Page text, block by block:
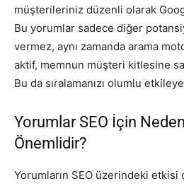
müşterileriniz düzenli olarak
Bu yorumlar sadece diğer
vermez, aynı zamanda arama
aktif, memnun müşteri kitlesine
Bu da sıralamanızı olumlu
Yorumlar SEO İçin
Önemlidir?
Yorumların SEO üzerindeki etkisi